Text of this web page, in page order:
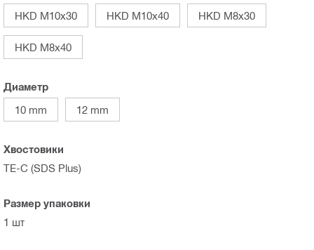
HKD M10x30
HKD M10x40 HKD M8x30
HKD M8x40
Диаметр
10 mm
12 mm
Хвостовики
TE-C (SDS Plus)
Размер упаковки
1 шт